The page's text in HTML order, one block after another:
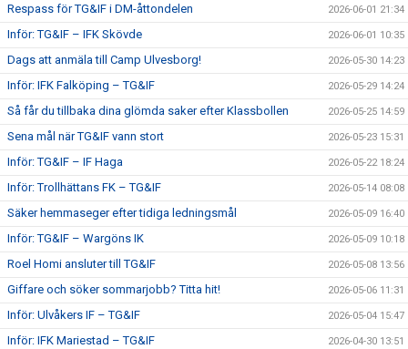
Respass för TG&IF i DM-åttondelen 2026-06-01 21:34
Inför: TG&IF – IFK Skövde 2026-06-01 10:35
Dags att anmäla till Camp Ulvesborg! 2026-05-30 14:23
Inför: IFK Falköping – TG&IF 2026-05-29 14:24
Så får du tillbaka dina glömda saker efter Klassbollen 2026-05-25 14:59
Sena mål när TG&IF vann stort 2026-05-23 15:31
Inför: TG&IF – IF Haga 2026-05-22 18:24
Inför: Trollhättans FK – TG&IF 2026-05-14 08:08
Säker hemmaseger efter tidiga ledningsmål 2026-05-09 16:40
Inför: TG&IF – Wargöns IK 2026-05-09 10:18
Roel Homi ansluter till TG&IF 2026-05-08 13:56
Giffare och söker sommarjobb? Titta hit! 2026-05-06 11:31
Inför: Ulvåkers IF – TG&IF 2026-05-04 15:47
Inför: IFK Mariestad – TG&IF 2026-04-30 13:51